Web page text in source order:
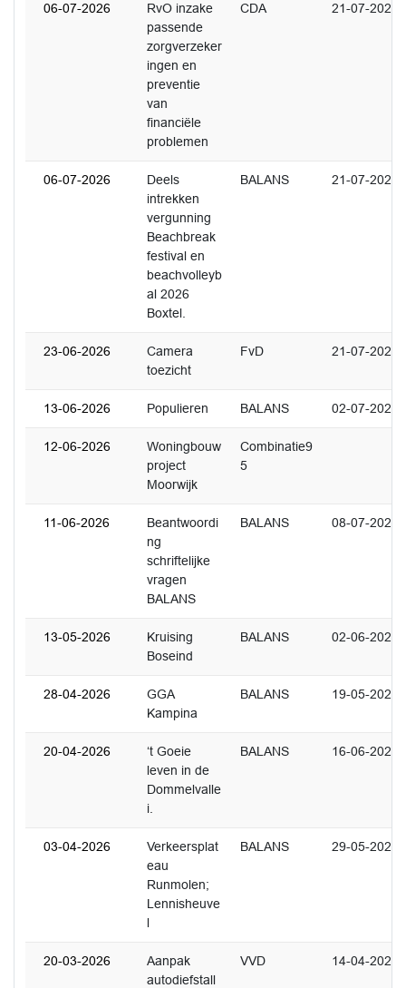
06-07-2026
RvO inzake
passende
zorgverzeker
ingen en
preventie
van
financiële
problemen
CDA 21-07-2026
06-07-2026
Deels
intrekken
vergunning
Beachbreak
festival en
beachvolleyb
al 2026
Boxtel.
BALANS 21-07-2026
23-06-2026
Camera
toezicht
FvD 21-07-2026
13-06-2026 Populieren BALANS 02-07-2026
12-06-2026
Woningbouw
project
Moorwijk
Combinatie9
5
11-06-2026
Beantwoordi
ng
schriftelijke
vragen
BALANS
BALANS 08-07-2026
13-05-2026
Kruising
Boseind
BALANS 02-06-2026
28-04-2026
GGA
Kampina
BALANS 19-05-2026
20-04-2026
‘t Goeie
leven in de
Dommelvalle
i.
BALANS 16-06-2026
03-04-2026
Verkeersplat
eau
Runmolen;
Lennisheuve
l
BALANS 29-05-2026
20-03-2026
Aanpak
autodiefstall
VVD 14-04-2026